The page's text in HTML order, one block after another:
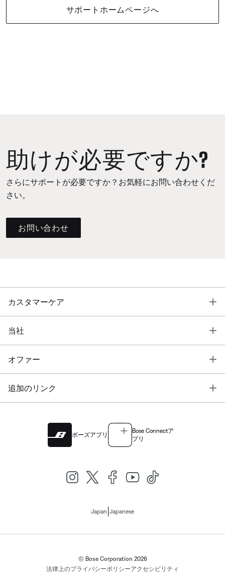
サポートホームページへ
助けが必要ですか?
さらにサポートが必要ですか？お気軽にお問い合わせくだ
さい。
お問い合わせ
カスタマーケア
当社
オファー
追加のリンク
ボーズアプリ
Bose Connectア
プリ
Japan Japanese
© Bose Corporation 2026
法律上のプライバシーポリシーアクセシビリティ